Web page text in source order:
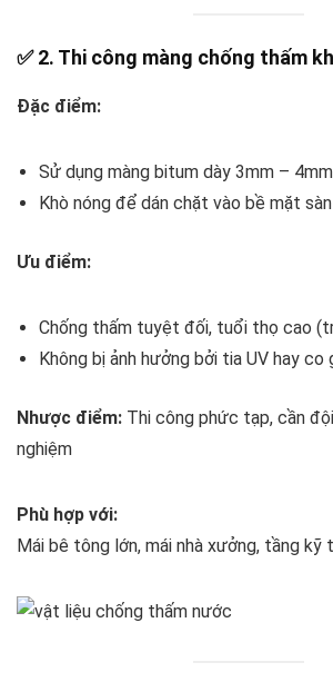
✅ 2. Thi công màng chống thấm
Đặc điểm:
Sử dụng màng bitum dày 3mm – 4mm
Khò nóng để dán chặt vào bề mặt
Ưu điểm:
Chống thấm tuyệt đối, tuổi thọ cao
Không bị ảnh hưởng bởi tia UV hay co
Nhược điểm: Thi công phức tạp, cần
nghiệm
Phù hợp với:
Mái bê tông lớn, mái nhà xưởng, tầng kỹ